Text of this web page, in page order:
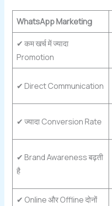
WhatsApp Marketing
✔ कम खर्च में ज्यादा
Promotion
✔ Direct Communication
✔ ज्यादा Conversion Rate
✔ Brand Awareness बढ़ती
है
✔ Online और Offline दोनों